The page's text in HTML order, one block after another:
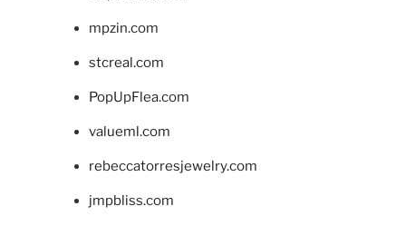
mpzin.com
stcreal.com
PopUpFlea.com
valueml.com
rebeccatorresjewelry.com
jmpbliss.com